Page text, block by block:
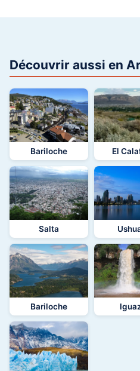
Découvrir aussi en
Bariloche El
Salta
Bariloche